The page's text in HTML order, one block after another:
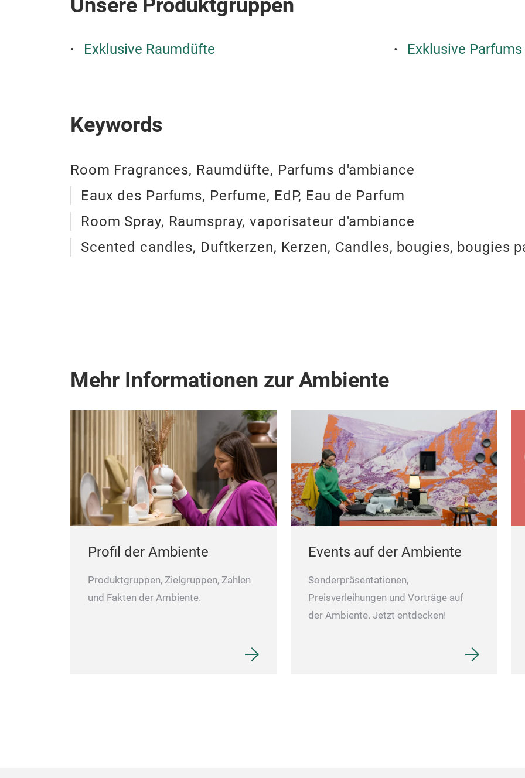
Unsere Produktgruppen
Exklusive Raumdüfte Exklusive Parfums
Keywords
Room Fragrances, Raumdüfte, Parfums d'ambiance
Eaux des Parfums, Perfume, EdP, Eau de Parfum
Room Spray, Raumspray, vaporisateur d'ambiance
Scented candles, Duftkerzen, Kerzen, Candles, bougies, bougies
Mehr Informationen zur Ambiente
Profil der Ambiente
Produktgruppen, Zielgruppen, Zahlen
und Fakten der Ambiente.
Events auf der Ambiente
Sonderpräsentationen,
Preisverleihungen und Vorträge auf
der Ambiente. Jetzt entdecken!